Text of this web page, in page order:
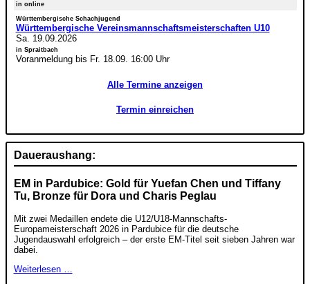
in online
Württembergische Schachjugend
Württembergische Vereinsmannschaftsmeisterschaften U10
Sa. 19.09.2026
in Spraitbach
Voranmeldung bis Fr. 18.09. 16:00 Uhr
Alle Termine anzeigen
Termin einreichen
Daueraushang:
EM in Pardubice: Gold für Yuefan Chen und Tiffany
Tu, Bronze für Dora und Charis Peglau
Mit zwei Medaillen endete die U12/U18-Mannschafts-
Europameisterschaft 2026 in Pardubice für die deutsche
Jugendauswahl erfolgreich – der erste EM-Titel seit sieben Jahren war
dabei.
Weiterlesen …